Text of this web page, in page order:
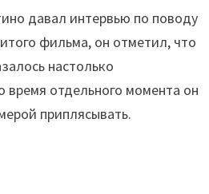
давал интервью по поводу
фильма, он отметил, что
настолько
время отдельного момента он
приплясывать.